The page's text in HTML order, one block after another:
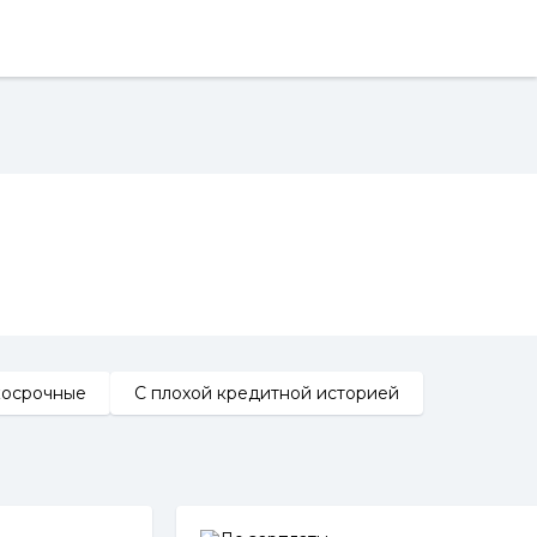
С плохой кредитной историей